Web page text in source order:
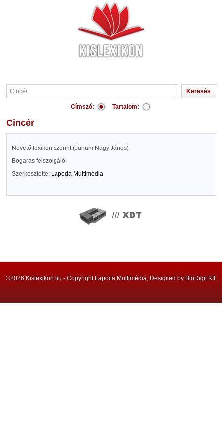
Címszó: Tartalom:
Cincér
Nevető lexikon szerint (Juhani Nagy János)
Bogaras felszolgáló.
Szerkesztette: Lapoda Multimédia
©2026 Kislexikon.hu - Copyright Lapoda Multimédia, Designed by BioDigit Kft.